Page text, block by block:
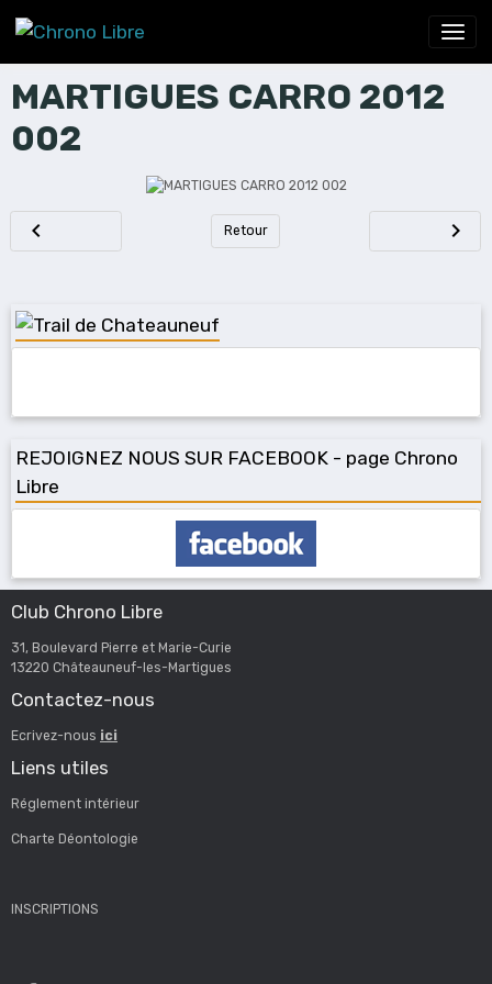
MARTIGUES CARRO 2012
002
Retour
REJOIGNEZ NOUS SUR FACEBOOK - page Chrono
Libre
Club Chrono Libre
31, Boulevard Pierre et Marie-Curie
13220 Châteauneuf-les-Martigues
Contactez-nous
Ecrivez-nous ici
Liens utiles
Réglement intérieur
Charte Déontologie
INSCRIPTIONS